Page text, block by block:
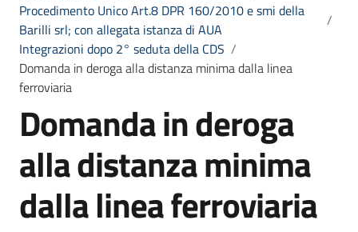
Amministrazione
Novità
Servizi
Vivere
San
Polo
Procedimento Unico Art.8 DPR 160/2010 e smi della
Barilli srl; con allegata istanza di AUA
/
Integrazioni dopo 2° seduta della CDS /
Domanda in deroga alla distanza minima dalla linea
ferroviaria
Domanda in deroga
alla distanza minima
dalla linea ferroviaria